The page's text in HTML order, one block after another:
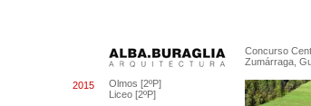
2015
Olmos [2ºP]
Liceo [2ºP]
Concurso
Zumárraga,